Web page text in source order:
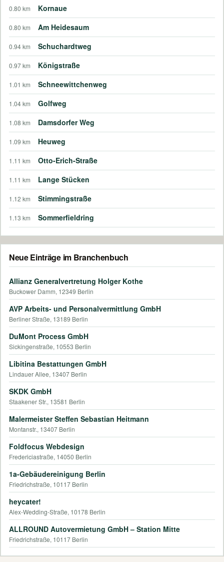
0.80 km Kornaue
0.80 km Am Heidesaum
0.94 km Schuchardtweg
0.97 km Königstraße
1.01 km Schneewittchenweg
1.04 km Golfweg
1.08 km Damsdorfer Weg
1.09 km Heuweg
1.11 km Otto-Erich-Straße
1.11 km Lange Stücken
1.12 km Stimmingstraße
1.13 km Sommerfieldring
Neue Einträge im Branchenbuch
Allianz Generalvertretung Holger Kothe
Buckower Damm, 12349 Berlin
AVP Arbeits- und Personalvermittlung GmbH
Berliner Straße, 13189 Berlin
DuMont Process GmbH
Sickingenstraße, 10553 Berlin
Libitina Bestattungen GmbH
Lindauer Allee, 13407 Berlin
SKDK GmbH
Staakener Str., 13581 Berlin
Malermeister Steffen Sebastian Heitmann
Montanstr., 13407 Berlin
Foldfocus Webdesign
Fredericiastraße, 14050 Berlin
1a-Gebäudereinigung Berlin
Friedrichstraße, 10117 Berlin
heycater!
Alex-Wedding-Straße, 10178 Berlin
ALLROUND Autovermietung GmbH – Station Mitte
Friedrichstraße, 10117 Berlin